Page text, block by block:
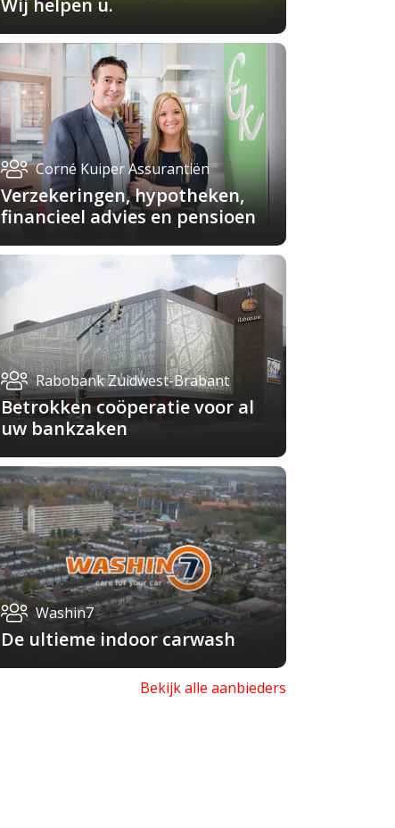
Wij helpen u.
Corné Kuiper Assurantiën
Verzekeringen, hypotheken,
financieel advies en pensioen
Rabobank Zuidwest-Brabant
Betrokken coöperatie voor al
uw bankzaken
Washin7
De ultieme indoor carwash
Bekijk alle aanbieders